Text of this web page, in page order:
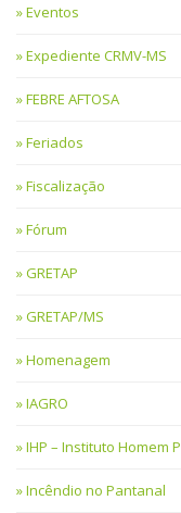
Eventos
Expediente CRMV-MS
FEBRE AFTOSA
Feriados
Fiscalização
Fórum
GRETAP
GRETAP/MS
Homenagem
IAGRO
IHP – Instituto Homem
Incêndio no Pantanal